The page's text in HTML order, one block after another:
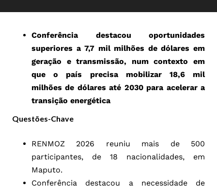
Conferência destacou oportunidades
superiores a 7,7 mil milhões de dólares em
geração e transmissão, num contexto em
que o país precisa mobilizar 18,6 mil
milhões de dólares até 2030 para acelerar a
transição energética
Questões-Chave
RENMOZ 2026 reuniu mais de 500
participantes, de 18 nacionalidades, em
Maputo.
Conferência destacou a necessidade de